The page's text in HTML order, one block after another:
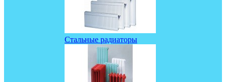
Стальные радиаторы